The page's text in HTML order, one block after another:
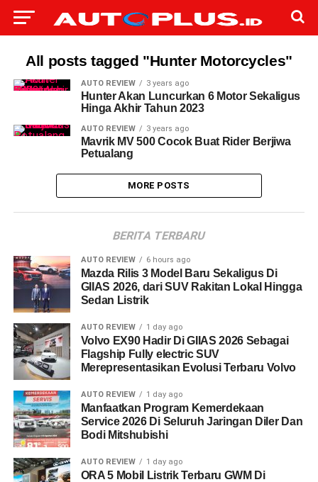
All posts tagged "Hunter Motorcycles"
AUTO REVIEW 3 years ago
Hunter Akan Luncurkan 6 Motor Sekaligus
Hinga Akhir Tahun 2023
AUTO REVIEW 3 years ago
Mavrik MV 500 Cocok Buat Rider Berjiwa
Petualang
MORE POSTS
BERITA TERBARU
AUTO REVIEW 6 hours ago
Mazda Rilis 3 Model Baru Sekaligus Di
GIIAS 2026, dari SUV Rakitan Lokal Hingga
Sedan Listrik
AUTO REVIEW 1 day ago
Volvo EX90 Hadir Di GIIAS 2026 Sebagai
Flagship Fully electric SUV
Merepresentasikan Evolusi Terbaru Volvo
AUTO REVIEW 1 day ago
Manfaatkan Program Kemerdekaan
Service 2026 Di Seluruh Jaringan Diler Dan
Bodi Mitshubishi
AUTO REVIEW 1 day ago
ORA 5 Mobil Listrik Terbaru GWM Di